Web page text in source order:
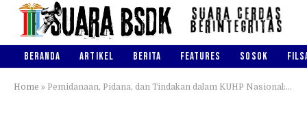
BERANDA ARTIKEL BERITA FEATURES SOSOK
Home » Pemidanaan, Pidana, dan Tindakan dalam KUHP Nasional: Pergeseran Paradigma Pemidanaan yang Humanis dan Berkeadilan